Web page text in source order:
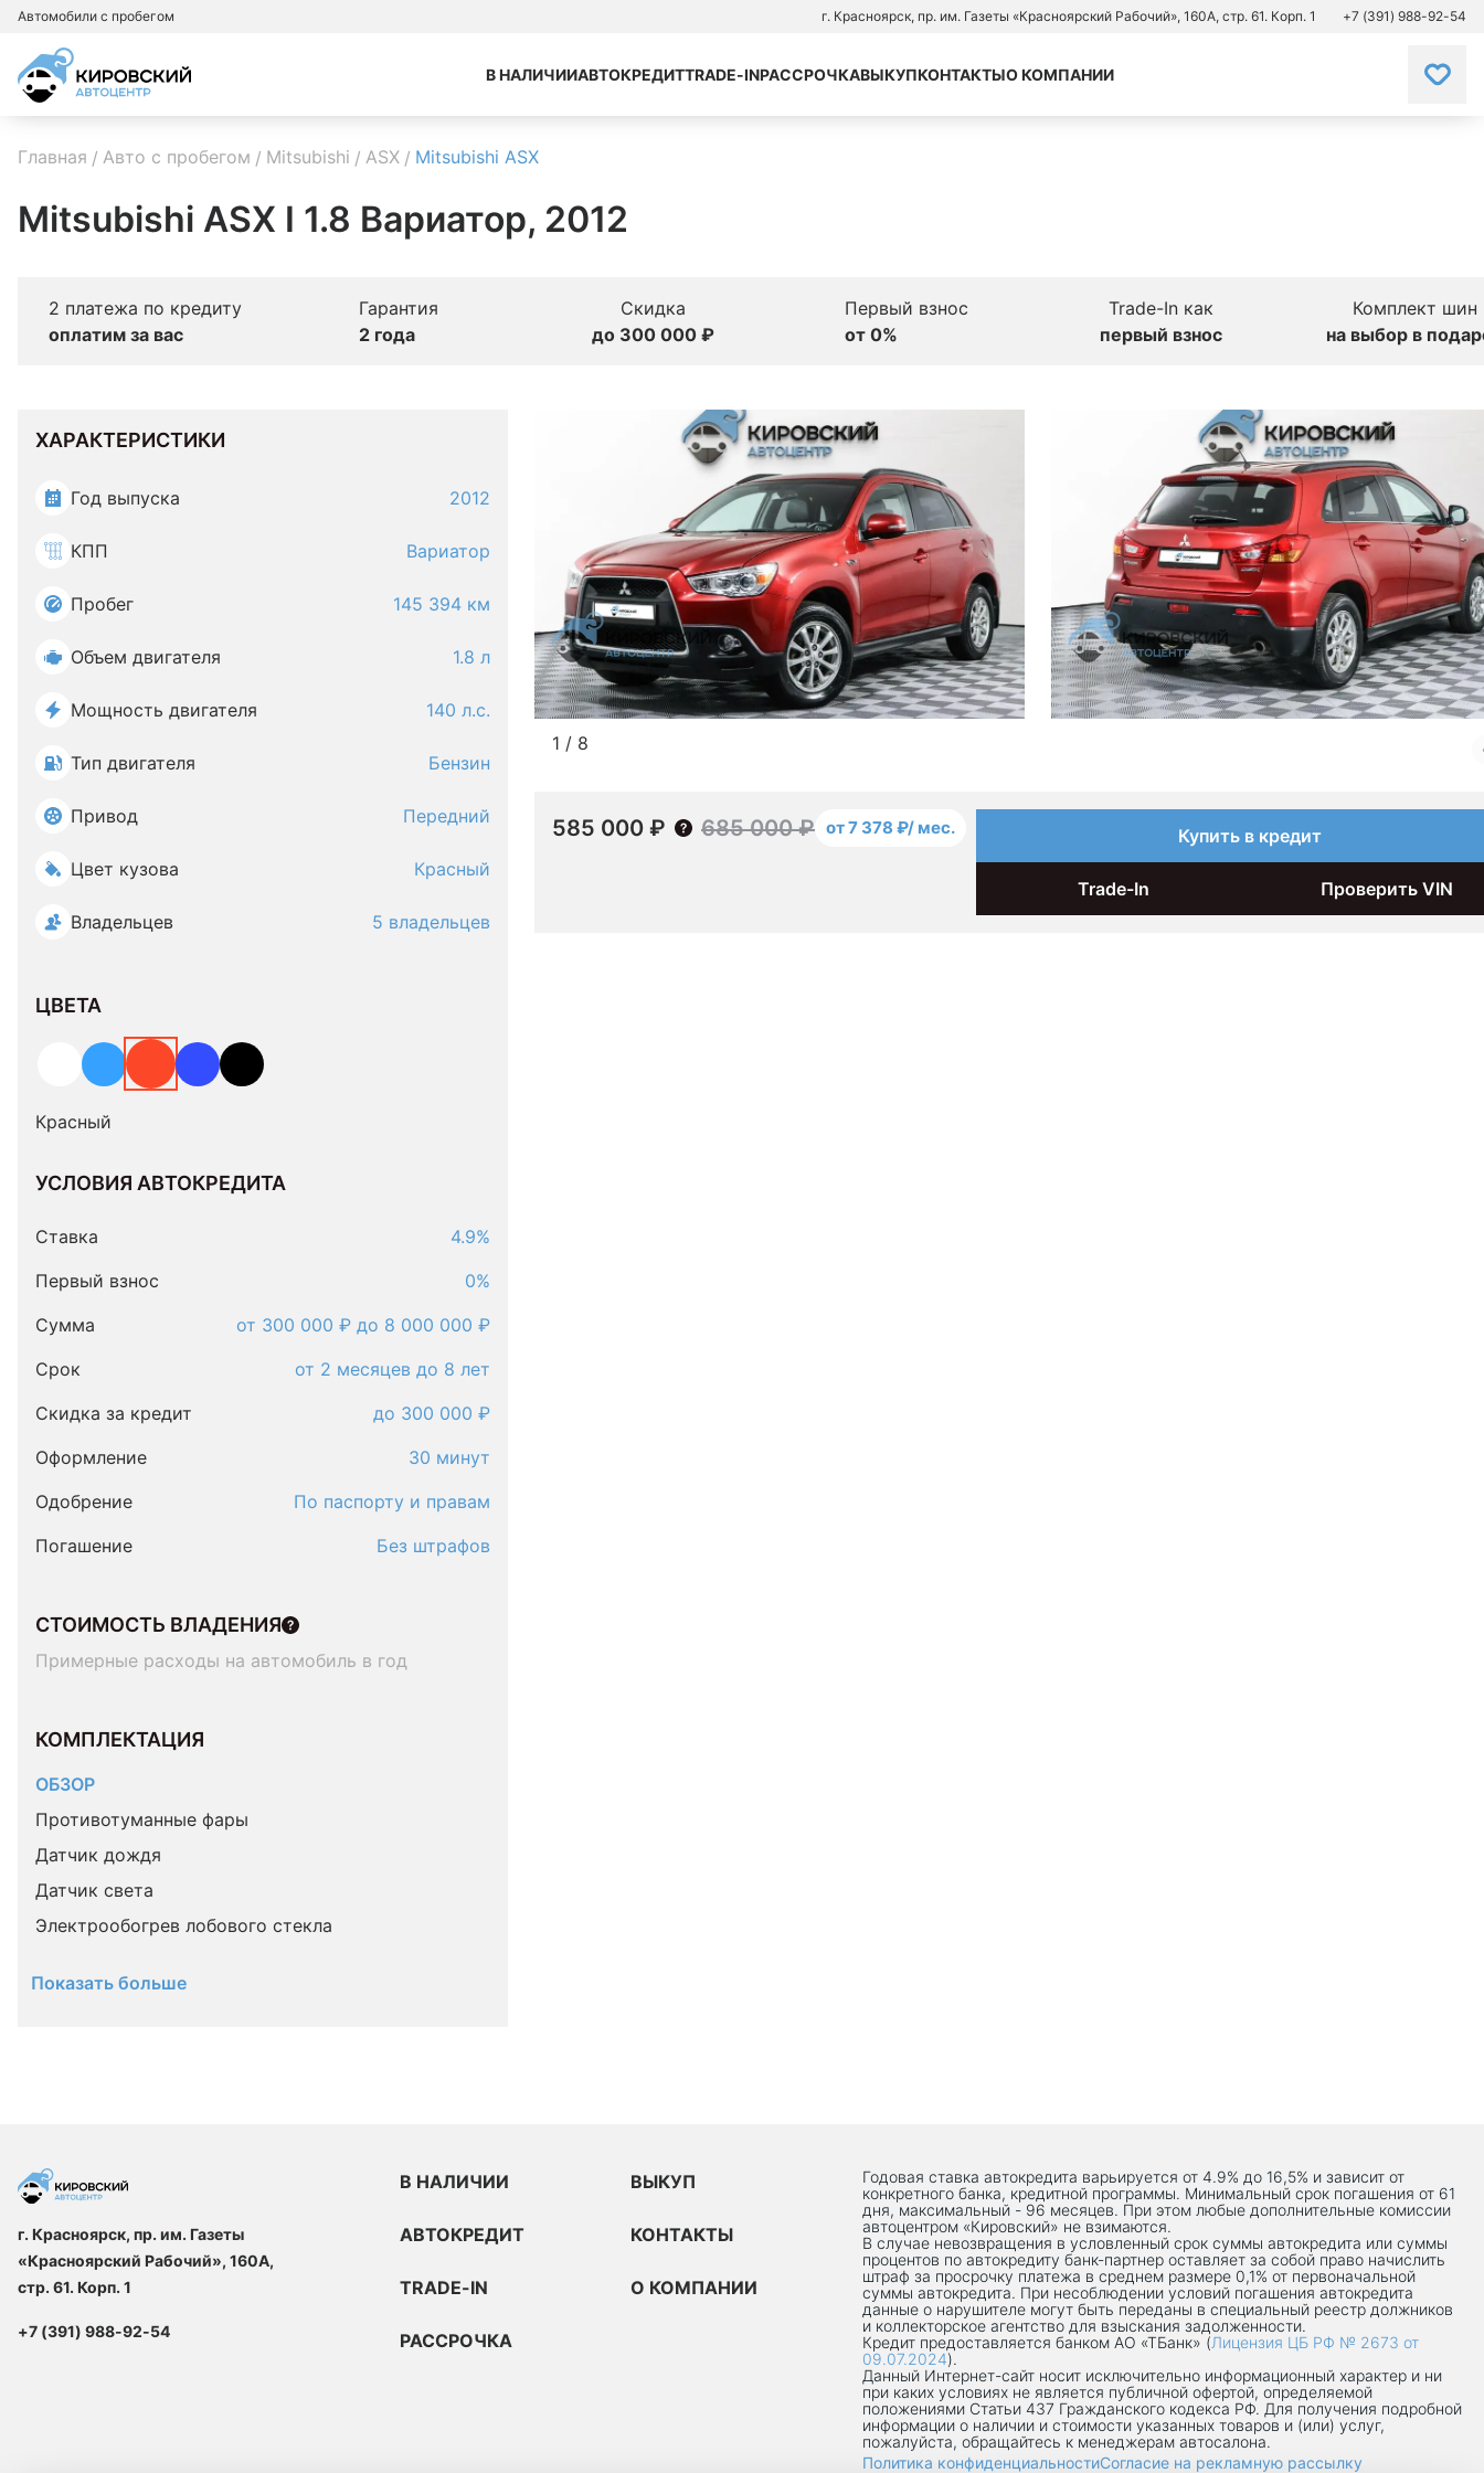
Автомобили с пробегом г. Красноярск, пр. им. Газеты «Красноярский Рабочий», 160А, стр. 61. Корп. 1 +7 (391) 988-92-54
В НАЛИЧИИАВТОКРЕДИТTRADE-INРАССРОЧКАВЫКУПКОНТАКТЫО КОМПАНИИ
Главная Авто с пробегом Mitsubishi ASX Mitsubishi ASX
Mitsubishi ASX I 1.8 Вариатор, 2012
2 платежа по кредиту
оплатим за вас
Гарантия
2 года
Скидка
до 300 000 ₽
Первый взнос
от 0%
Trade-In как
первый взнос
Комплект шин
на выбор в
ХАРАКТЕРИСТИКИ
Год выпуска 2012
КПП Вариатор
Пробег 145 394 км
Объем двигателя 1.8 л
Мощность двигателя 140 л.с.
Тип двигателя Бензин
Привод Передний
Цвет кузова Красный
Владельцев 5 владельцев
ЦВЕТА
Красный
УСЛОВИЯ АВТОКРЕДИТА
Ставка
4.9%
Первый взнос
0%
Сумма
от 300 000 ₽ до 8 000 000 ₽
Срок
от 2 месяцев до 8 лет
Скидка за кредит
до 300 000 ₽
Оформление
30 минут
Одобрение
По паспорту и правам
Погашение
Без штрафов
СТОИМОСТЬ ВЛАДЕНИЯ
Примерные расходы на автомобиль в год
КОМПЛЕКТАЦИЯ
ОБЗОР
Противотуманные фары
Датчик дождя
Датчик света
Электрообогрев лобового стекла
Показать больше
1 / 8
585 000 ₽ 685 000 ₽ от 7 378 ₽/ мес. Купить в кредит
Trade-In Проверить VIN
г. Красноярск, пр. им. Газеты
«Красноярский Рабочий», 160А,
стр. 61. Корп. 1
+7 (391) 988-92-54
В НАЛИЧИИ
АВТОКРЕДИТ
TRADE-IN
РАССРОЧКА
ВЫКУП
КОНТАКТЫ
О КОМПАНИИ
Годовая ставка автокредита варьируется от 4.9% до 16,5% и зависит от
конкретного банка, кредитной программы. Минимальный срок погашения от 61
дня, максимальный - 96 месяцев. При этом любые дополнительные комиссии
автоцентром «Кировский» не взимаются.
В случае невозвращения в условленный срок суммы автокредита или суммы
процентов по автокредиту банк-партнер оставляет за собой право начислить
штраф за просрочку платежа в среднем размере 0,1% от первоначальной
суммы автокредита. При несоблюдении условий погашения автокредита
данные о нарушителе могут быть переданы в специальный реестр должников
и коллекторское агентство для взыскания задолженности.
Кредит предоставляется банком АО «ТБанк» (Лицензия ЦБ РФ № 2673 от
09.07.2024).
Данный Интернет-сaйт носит исключительно информационный характер и ни
при каких условиях не является публичной офертой, определяемой
положениями Статьи 437 Гражданского кодекса РФ. Для получения подробной
информации о наличии и стоимости указанных товаров и (или) услуг,
пожалуйста, обращайтесь к менеджерам автосалона.
Политика конфиденциальностиСогласие на рекламную рассылку